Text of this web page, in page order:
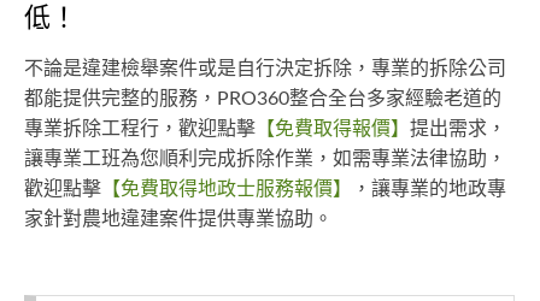
低！
不論是違建檢舉案件或是自行決定拆除，專業的拆除公司
都能提供完整的服務，PRO360整合全台多家經驗老道的
專業拆除工程行，歡迎點擊 【免費取得報價】 提出需求，
讓專業工班為您順利完成拆除作業，如需專業法律協助，
歡迎點擊 【免費取得地政士服務報價】
，讓專業的地政專
家針對農地違建案件提供專業協助。